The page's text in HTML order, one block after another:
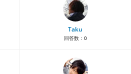
Taku
回答数： 0